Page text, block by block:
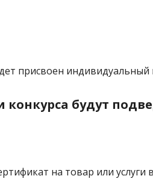
присвоен
конкурса будут
на товар или